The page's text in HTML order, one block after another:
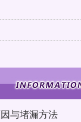
与堵漏方法